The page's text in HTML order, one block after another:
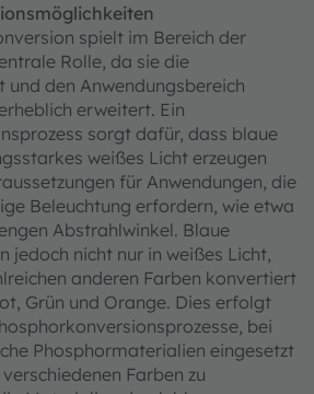
spielt im Bereich der
Rolle, da sie die
den Anwendungsbereich
erweitert. Ein
sorgt dafür, dass blaue
weißes Licht erzeugen
für Anwendungen, die
Beleuchtung erfordern, wie etwa
Abstrahlwinkel. Blaue
jedoch nicht nur in weißes Licht,
anderen Farben konvertiert
Grün und Orange. Dies erfolgt
bei
Phosphormaterialien eingesetzt
Farben zu